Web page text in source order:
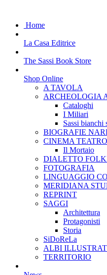
Home
La Casa Editrice
The Sassi Book Store
Shop Online
A TAVOLA
ARCHEOLOGIA
Cataloghi
I Miliari
Sassi bianchi
BIOGRAFIE
CINEMA TEATRO
Il Mortaio
DIALETTO
FOTOGRAFIA
LINGUAGGIO
MERIDIANA
REPRINT
SAGGI
Architettura
Protagonisti
Storia
SiDoReLa
ALBI
TERRITORIO